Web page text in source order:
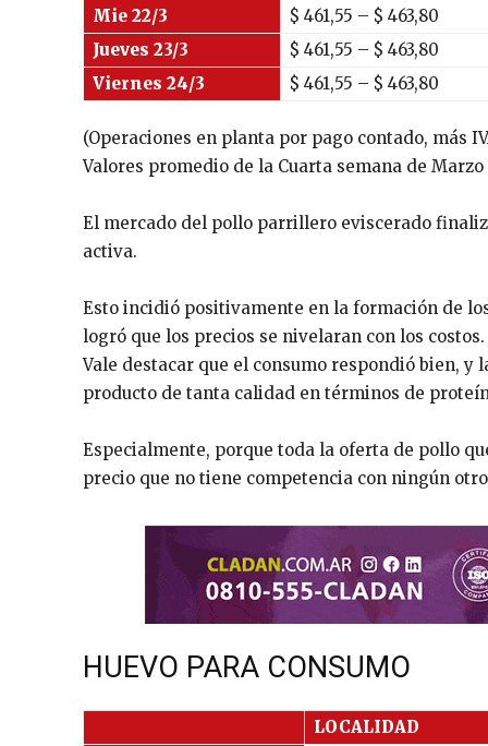
Mie 22/3 $ 461,55 – $ 463,80
Jueves 23/3
$ 461,55 – $ 463,80
Viernes 24/3
$ 461,55 – $ 463,80
(Operaciones en planta por pago contado, más
Valores promedio de la Cuarta semana de Marzo
El mercado del pollo parrillero eviscerado
activa.
Esto incidió positivamente en la formación de
logró que los precios se nivelaran con los costos.
Vale destacar que el consumo respondió bien,
producto de tanta calidad en términos de
Especialmente, porque toda la oferta de pollo
precio que no tiene competencia con ningún
HUEVO PARA CONSUMO
LOCALIDAD